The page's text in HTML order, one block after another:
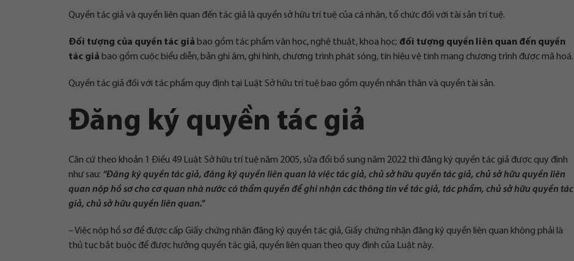
Quyền tác giả và quyền liên quan đến tác giả là quyền sở hữu trí tuệ của cá nhân, tổ chức đối với tài sản trí tuệ.
Đối tượng của quyền tác giả bao gồm tác phẩm văn học, nghệ thuật, khoa học; đối tượng quyền liên quan đến quyền
tác giả bao gồm cuộc biểu diễn, bản ghi âm, ghi hình, chương trình phát sóng, tín hiệu vệ tinh mang chương trình được mã hoá.
Quyền tác giả đối với tác phẩm quy định tại Luật Sở hữu trí tuệ bao gồm quyền nhân thân và quyền tài sản.
Đăng ký quyền tác giả
Căn cứ theo khoản 1 Điều 49 Luật Sở hữu trí tuệ năm 2005, sửa đổi bổ sung năm 2022 thì đăng ký quyền tác giả được quy định
như sau: “Đăng ký quyền tác giả, đăng ký quyền liên quan là việc tác giả, chủ sở hữu quyền tác giả, chủ sở hữu quyền liên
quan nộp hồ sơ cho cơ quan nhà nước có thẩm quyền để ghi nhận các thông tin về tác giả, tác phẩm, chủ sở hữu quyền tác
giả, chủ sở hữu quyền liên quan.”
– Việc nộp hồ sơ để được cấp Giấy chứng nhận đăng ký quyền tác giả, Giấy chứng nhận đăng ký quyền liên quan không phải là
thủ tục bắt buộc để được hưởng quyền tác giả, quyền liên quan theo quy định của Luật này.